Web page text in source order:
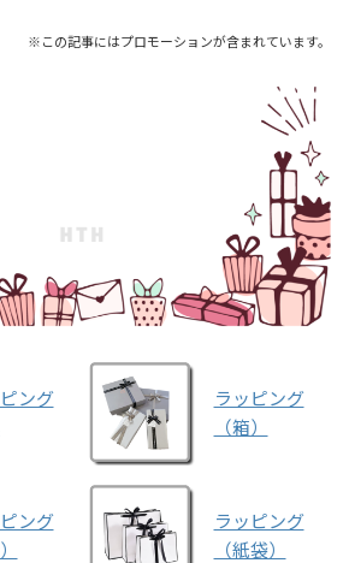
※この記事にはプロモーションが含まれています。
ング
ラッピング
（箱）
ング
ラッピング
（紙袋）